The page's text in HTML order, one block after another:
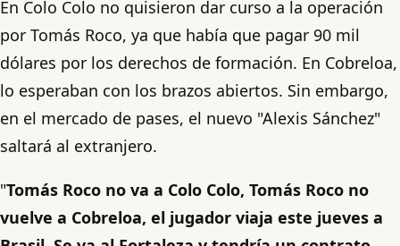
En Colo Colo no quisieron dar curso a la operación
por Tomás Roco, ya que había que pagar 90 mil
dólares por los derechos de formación. En Cobreloa,
lo esperaban con los brazos abiertos. Sin embargo,
en el mercado de pases, el nuevo "Alexis Sánchez"
saltará al extranjero.
"Tomás Roco no va a Colo Colo, Tomás Roco no
vuelve a Cobreloa, el jugador viaja este jueves a